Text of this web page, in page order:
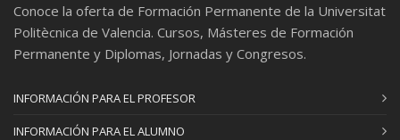
Conoce la oferta de Formación Permanente de la Universitat
Politècnica de Valencia. Cursos, Másteres de Formación
Permanente y Diplomas, Jornadas y Congresos.
INFORMACIÓN PARA EL PROFESOR
INFORMACIÓN PARA EL ALUMNO